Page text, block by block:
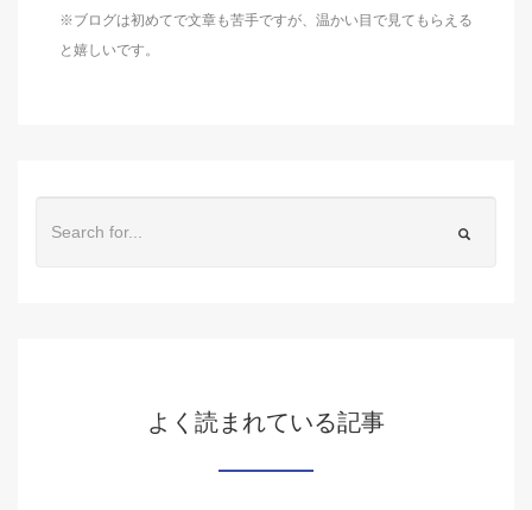
※ブログは初めてで文章も苦手ですが、温かい目で見てもらえる
と嬉しいです。
よく読まれている記事